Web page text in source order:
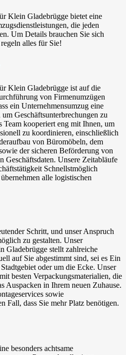
Klein Gladebrügge bietet eine
die jeden
Um Details brauchen Sie sich
alles für Sie!
Klein Gladebrügge ist auf die
von Firmenumzügen
ein Unternehmensumzug eine
Geschäftsunterbrechungen zu
Team kooperiert eng mit Ihnen, um
zu koordinieren, einschließlich
von Büromöbeln, dem
der sicheren Beförderung von
Unsere Zeitabläufe
Schnellstmöglich
alle logistischen
Schritt, und unser Anspruch
zu gestalten. Unser
Gladebrügge stellt zahlreiche
auf Sie abgestimmt sind, sei es Ein
oder um die Ecke. Unser
besten Verpackungsmaterialien, die
Auspacken in Ihrem neuen Zuhause.
sowie
Fall, dass Sie mehr Platz benötigen.
besonders achtsame